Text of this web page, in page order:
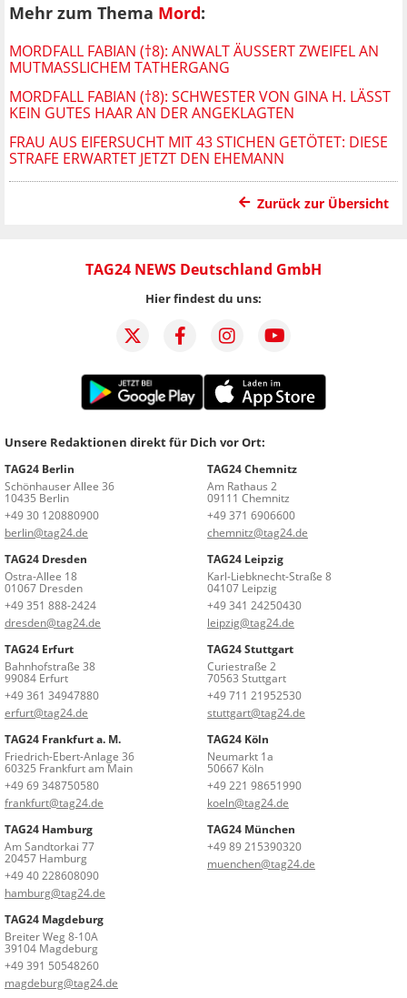
Mehr zum Thema Mord:
MORDFALL FABIAN (†8): ANWALT ÄUSSERT ZWEIFEL AN M
UTMASSLICHEM TATHERGANG
MORDFALL FABIAN (†8): SCHWESTER VON GINA H. LÄSST
KEIN GUTES HAAR AN DER ANGEKLAGTEN
FRAU AUS EIFERSUCHT MIT 43 STICHEN GETÖTET: DIESE
STRAFE ERWARTET JETZT DEN EHEMANN
Zurück zur Übersicht
TAG24 NEWS Deutschland GmbH
Hier findest du uns:
Unsere Redaktionen direkt für Dich vor Ort:
TAG24 Berlin
Schönhauser Allee 36
10435 Berlin
+49 30 120880900
berlin@tag24.de
TAG24 Chemnitz
Am Rathaus 2
09111 Chemnitz
+49 371 6906600
chemnitz@tag24.de
TAG24 Dresden
Ostra-Allee 18
01067 Dresden
+49 351 888-2424
dresden@tag24.de
TAG24 Leipzig
Karl-Liebknecht-Straße 8
04107 Leipzig
+49 341 24250430
leipzig@tag24.de
TAG24 Erfurt
Bahnhofstraße 38
99084 Erfurt
+49 361 34947880
erfurt@tag24.de
TAG24 Stuttgart
Curiestraße 2
70563 Stuttgart
+49 711 21952530
stuttgart@tag24.de
TAG24 Frankfurt a. M.
Friedrich-Ebert-Anlage 36
60325 Frankfurt am Main
+49 69 348750580
frankfurt@tag24.de
TAG24 Köln
Neumarkt 1a
50667 Köln
+49 221 98651990
koeln@tag24.de
TAG24 Hamburg
Am Sandtorkai 77
20457 Hamburg
+49 40 228608090
hamburg@tag24.de
TAG24 München
+49 89 215390320
muenchen@tag24.de
TAG24 Magdeburg
Breiter Weg 8-10A
39104 Magdeburg
+49 391 50548260
magdeburg@tag24.de